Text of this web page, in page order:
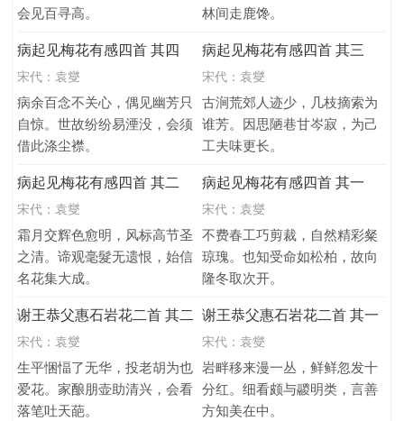
会见百寻高。
林间走鹿馋。
病起见梅花有感四首 其四
宋代： 袁燮
病余百念不关心，偶见幽芳只
自惊。世故纷纷易湮没，会须
借此涤尘襟。
病起见梅花有感四首 其三
宋代： 袁燮
古涧荒郊人迹少，几枝摘索为
谁芳。因思陋巷甘岑寂，为己
工夫味更长。
病起见梅花有感四首 其二
宋代： 袁燮
霜月交辉色愈明，风标高节圣
之清。谛观毫髮无遗恨，始信
名花集大成。
病起见梅花有感四首 其一
宋代： 袁燮
不费春工巧剪裁，自然精彩粲
琼瑰。也知受命如松柏，故向
隆冬取次开。
谢王恭父惠石岩花二首 其二
宋代： 袁燮
生平悃愊了无华，投老胡为也
爱花。家酿朋壶助清兴，会看
落笔吐天葩。
谢王恭父惠石岩花二首 其一
宋代： 袁燮
岩畔移来漫一丛，鲜鲜忽发十
分红。细看颇与鬷明类，言善
方知美在中。